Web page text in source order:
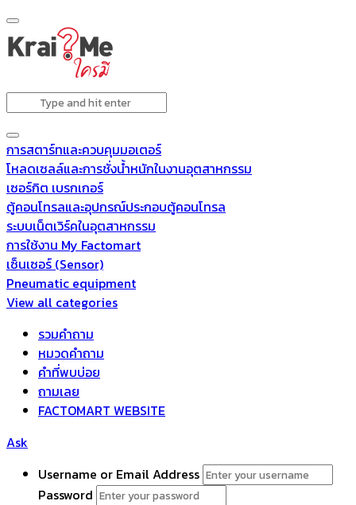
การสตาร์ทและควบคุมมอเตอร์
โหลดเซลล์และการชั่งน้ำหนักในงานอุตสาหกรรม
เซอร์กิต เบรกเกอร์
ตู้คอนโทรลและอุปกรณ์ประกอบตู้คอนโทรล
ระบบเน็ตเวิร์คในอุตสาหกรรม
การใช้งาน My Factomart
เซ็นเซอร์ (Sensor)
Pneumatic equipment
View all categories
รวมคำถาม
หมวดคำถาม
คำที่พบบ่อย
ถามเลย
FACTOMART WEBSITE
Ask
Username or Email Address
Password